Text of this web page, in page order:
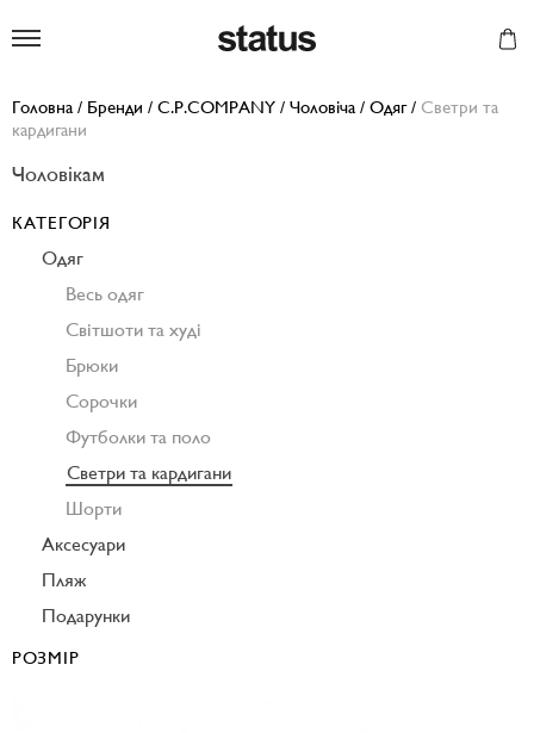
Головна / Бренди / C.P.COMPANY / Чоловіча / Одяг/ Светри та
кардигани
Чоловікам
КАТЕГОРІЯ
Одяг
Весь одяг
Світшоти та худі
Брюки
Сорочки
Футболки та поло
Светри та кардигани
Шорти
Аксесуари
Пляж
Подарунки
РОЗМІР